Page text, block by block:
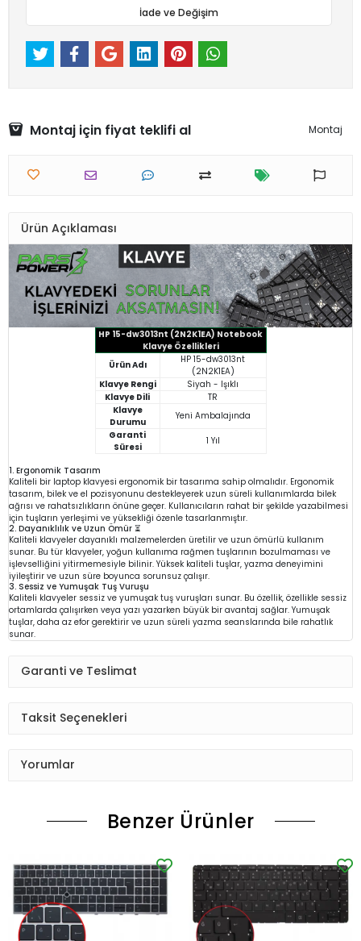
İade ve Değişim
Montaj için fiyat teklifi al Montaj
Ürün Açıklaması
HP 15-dw3013nt (2N2K1EA) Notebook
Klavye Özellikleri
Ürün Adı
HP 15-dw3013nt
(2N2K1EA)
Klavye Rengi
Siyah - Işıklı
Klavye Dili
TR
Klavye
Durumu
Yeni Ambalajında
Garanti
Süresi
1 Yıl
1. Ergonomik Tasarım
Kaliteli bir laptop klavyesi ergonomik bir tasarıma sahip olmalıdır. Ergonomik
tasarım, bilek ve el pozisyonunu destekleyerek uzun süreli kullanımlarda bilek
ağrısı ve rahatsızlıkların önüne geçer. Kullanıcıların rahat bir şekilde yazabilmesi
için tuşların yerleşimi ve yüksekliği özenle tasarlanmıştır.
2. Dayanıklılık ve Uzun Ömür ⏳
Kaliteli klavyeler dayanıklı malzemelerden üretilir ve uzun ömürlü kullanım
sunar. Bu tür klavyeler, yoğun kullanıma rağmen tuşlarının bozulmaması ve
işlevselliğini yitirmemesiyle bilinir. Yüksek kaliteli tuşlar, yazma deneyimini
iyileştirir ve uzun süre boyunca sorunsuz çalışır.
3. Sessiz ve Yumuşak Tuş Vuruşu
Kaliteli klavyeler sessiz ve yumuşak tuş vuruşları sunar. Bu özellik, özellikle sessiz
ortamlarda çalışırken veya yazı yazarken büyük bir avantaj sağlar. Yumuşak
tuşlar, daha az efor gerektirir ve uzun süreli yazma seanslarında bile rahatlık
sunar.
Garanti ve Teslimat
Taksit Seçenekleri
Yorumlar
Benzer Ürünler